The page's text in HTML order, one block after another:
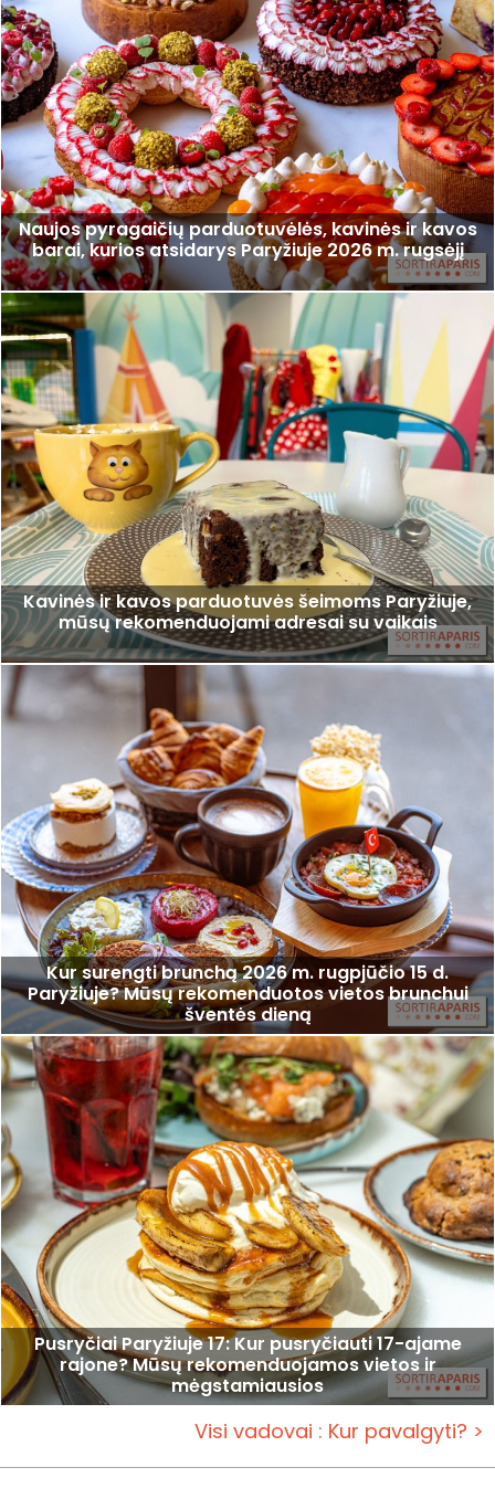
Naujos pyragaičių parduotuvėlės, kavinės ir kavos
barai, kurios atsidarys Paryžiuje 2026 m. rugsėjį
Kavinės ir kavos parduotuvės šeimoms Paryžiuje,
mūsų rekomenduojami adresai su vaikais
Kur surengti brunchą 2026 m. rugpjūčio 15 d.
Paryžiuje? Mūsų rekomenduotos vietos brunchui
šventės dieną
Pusryčiai Paryžiuje 17: Kur pusryčiauti 17-ajame
rajone? Mūsų rekomenduojamos vietos ir
mėgstamiausios
Visi vadovai : Kur pavalgyti? >